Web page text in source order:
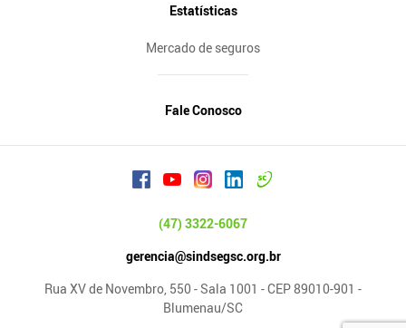
Estatísticas
Mercado de seguros
Fale Conosco
(47) 3322-6067
gerencia@sindsegsc.org.br
Rua XV de Novembro, 550 - Sala 1001 - CEP 89010-901 -
Blumenau/SC